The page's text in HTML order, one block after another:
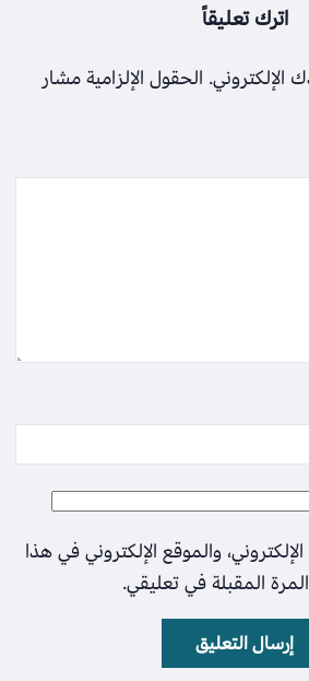
اترك تعليقاً
الإلكتروني. الحقول الإلزامية مشار
والموقع الإلكتروني في هذا
المقبلة في تعليقي.